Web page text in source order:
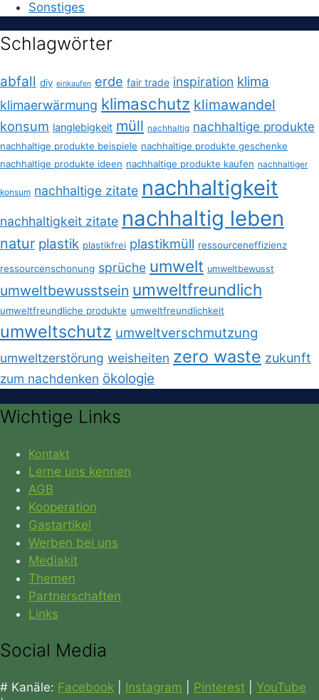
Sonstiges
Schlagwörter
abfall diy einkaufen erde fair trade inspiration klima
klimaerwärmung klimaschutz klimawandel
konsum langlebigkeit müll nachhaltig nachhaltige produkte
nachhaltige produkte beispiele nachhaltige produkte geschenke
nachhaltige produkte ideen nachhaltige produkte kaufen nachhaltiger
konsum nachhaltige zitate nachhaltigkeit
nachhaltigkeit zitate nachhaltig leben
natur plastik plastikfrei plastikmüll ressourceneffizienz
ressourcenschonung sprüche umwelt umweltbewusst
umweltbewusstsein umweltfreundlich
umweltfreundliche produkte umweltfreundlichkeit
umweltschutz umweltverschmutzung
umweltzerstörung weisheiten zero waste zukunft
zum nachdenken ökologie
Wichtige Links
Kontakt
Lerne uns kennen
AGB
Kooperation
Gastartikel
Werben bei uns
Mediakit
Themen
Partnerschaften
Links
Social Media
# Kanäle: Facebook Instagram Pinterest
YouTube